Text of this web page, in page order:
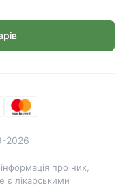
2026
про них,
є лікарськими